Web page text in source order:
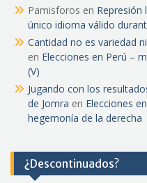
Pamisforos en Represión
único idioma válido
Cantidad no es variedad
en Elecciones en Perú –
(V)
Jugando con los
de Jomra en Elecciones
hegemonía de la derecha
¿Descontinuados?